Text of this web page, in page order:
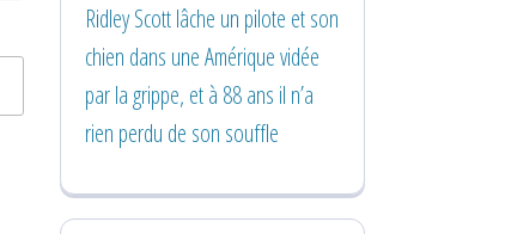
Ridley Scott lâche un pilote et son
chien dans une Amérique vidée
par la grippe, et à 88 ans il n’a
rien perdu de son souffle